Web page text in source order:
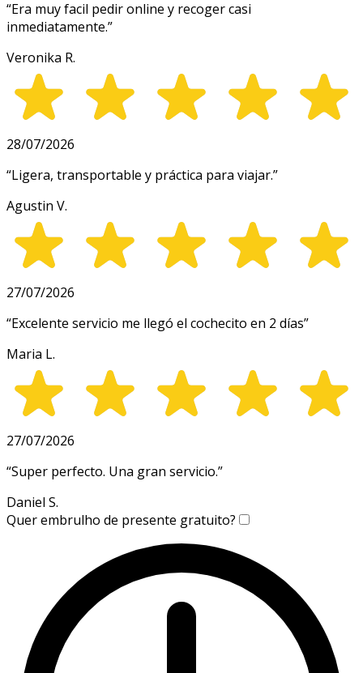
“Era muy facil pedir online y recoger casi
inmediatamente.”
Veronika R.
28/07/2026
“Ligera, transportable y práctica para viajar.”
Agustin V.
27/07/2026
“Excelente servicio me llegó el cochecito en 2 días”
Maria L.
27/07/2026
“Super perfecto. Una gran servicio.”
Daniel S.
Quer embrulho de presente gratuito?